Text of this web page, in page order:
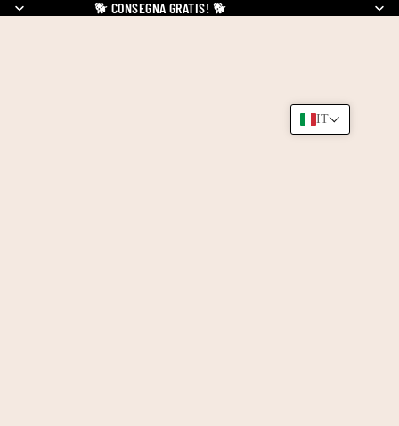
🐕 CONSEGNA GRATIS! 🐕
IT